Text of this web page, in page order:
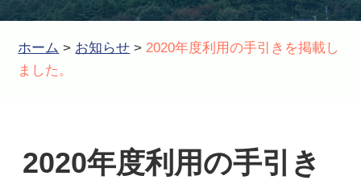
ホーム > お知らせ > 2020年度利用の手引きを掲載し
ました。
2020年度利用の手引き